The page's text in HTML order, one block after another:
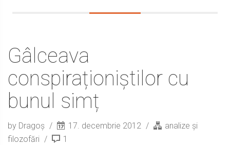
Gâlceava
conspiraționiștilor cu
bunul simț
by Dragoș 17. decembrie 2012
analize și
filozofări
1